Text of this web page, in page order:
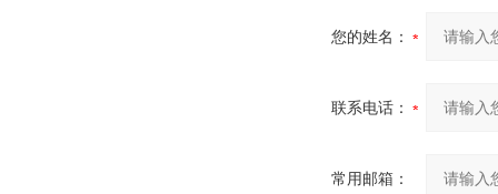
您的姓名：
联系电话：
常用邮箱：